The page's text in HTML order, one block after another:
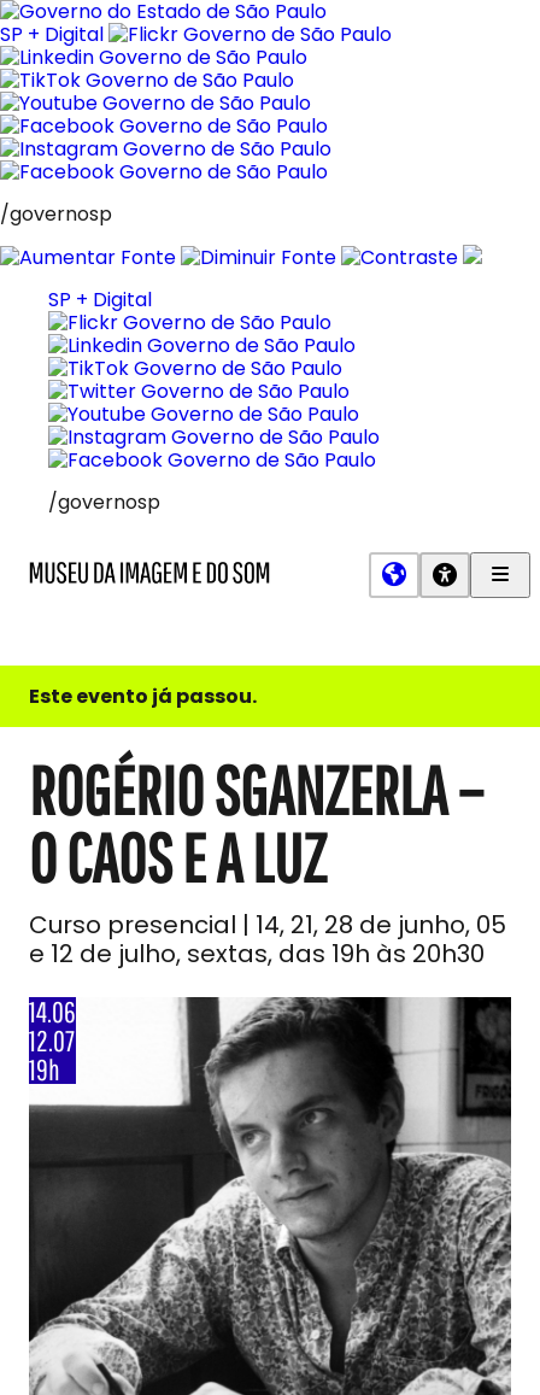
Pular
para
o
conteúdo
SP + Digital
/governosp
SP + Digital
/governosp
e
do
Este evento já passou.
ROGÉRIO SGANZERLA –
O CAOS E A LUZ
Curso presencial | 14, 21, 28 de junho, 05
e 12 de julho, sextas, das 19h às 20h30
14.06
12.07
19h